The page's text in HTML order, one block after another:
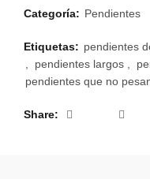
Categoría: Pendientes
Etiquetas: pendientes
,
pendientes largos ,
pendientes que no
Share